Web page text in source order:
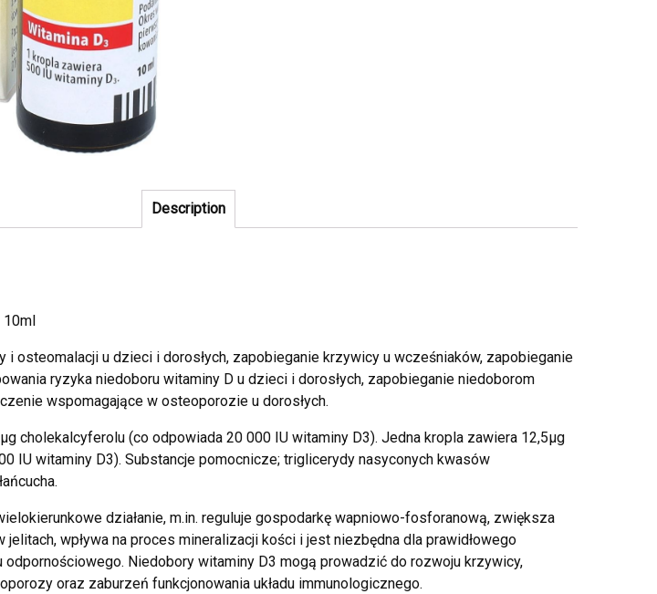
Description
i osteomalacji u dzieci i dorosłych, zapobieganie krzywicy u wcześniaków, zapobieganie
ryzyka niedoboru witaminy D u dzieci i dorosłych, zapobieganie niedoborom
wspomagające w osteoporozie u dorosłych.
cholekalcyferolu (co odpowiada 20 000 IU witaminy D3). Jedna kropla zawiera 12,5µg
IU witaminy D3). Substancje pomocnicze; triglicerydy nasyconych kwasów
działanie, m.in. reguluje gospodarkę wapniowo-fosforanową, zwiększa
jelitach, wpływa na proces mineralizacji kości i jest niezbędna dla prawidłowego
odpornościowego. Niedobory witaminy D3 mogą prowadzić do rozwoju krzywicy,
oraz zaburzeń funkcjonowania układu immunologicznego.